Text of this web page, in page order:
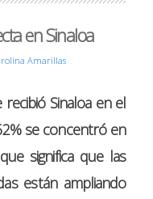
en Sinaloa
Amarillas
Sinaloa en el
se concentró en
significa que las
están ampliando